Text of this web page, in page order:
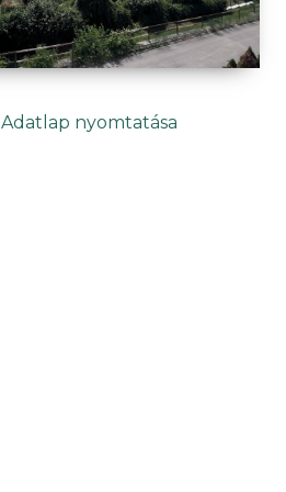
Adatlap nyomtatása